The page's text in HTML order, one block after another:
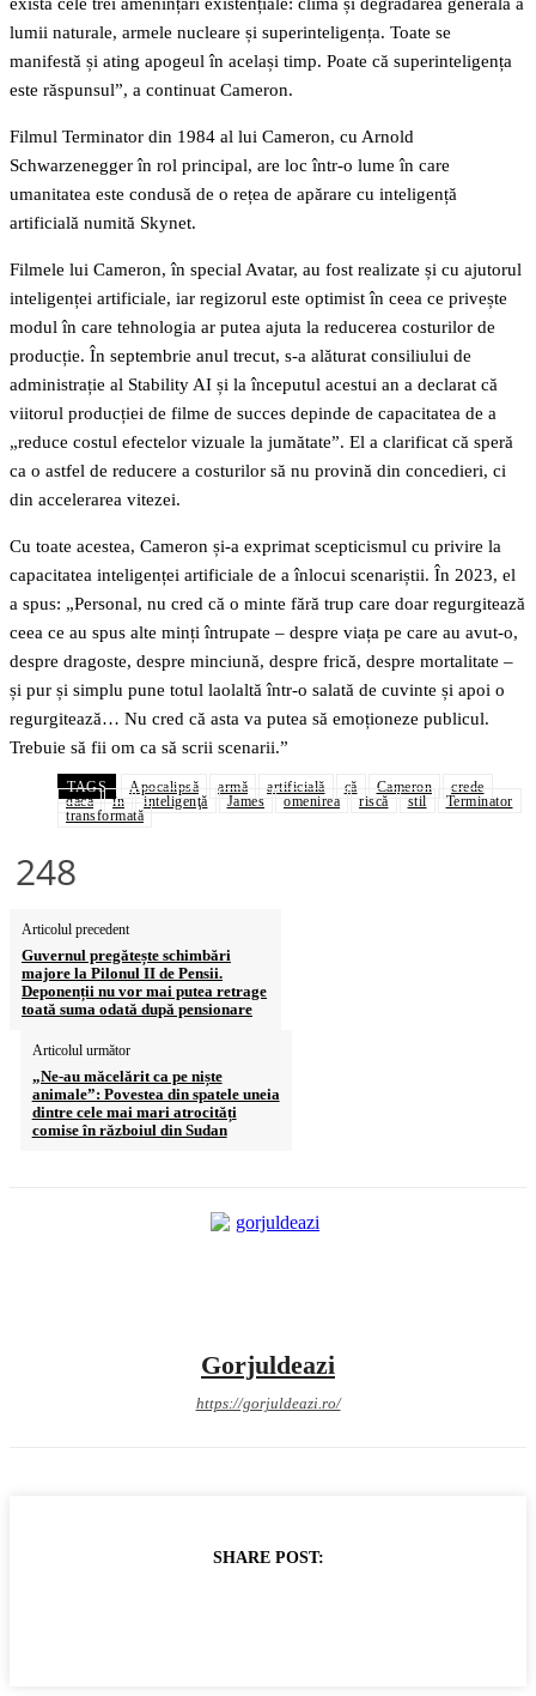
există cele trei amenințări existențiale: clima și degradarea generală a
lumii naturale, armele nucleare și superinteligența. Toate se
manifestă și ating apogeul în același timp. Poate că superinteligența
este răspunsul”, a continuat Cameron.
Filmul Terminator din 1984 al lui Cameron, cu Arnold
Schwarzenegger în rol principal, are loc într-o lume în care
umanitatea este condusă de o rețea de apărare cu inteligență
artificială numită Skynet.
Filmele lui Cameron, în special Avatar, au fost realizate și cu ajutorul
inteligenței artificiale, iar regizorul este optimist în ceea ce privește
modul în care tehnologia ar putea ajuta la reducerea costurilor de
producție. În septembrie anul trecut, s-a alăturat consiliului de
administrație al Stability AI și la începutul acestui an a declarat că
viitorul producției de filme de succes depinde de capacitatea de a
„reduce costul efectelor vizuale la jumătate”. El a clarificat că speră
ca o astfel de reducere a costurilor să nu provină din concedieri, ci
din accelerarea vitezei.
Cu toate acestea, Cameron și-a exprimat scepticismul cu privire la
capacitatea inteligenței artificiale de a înlocui scenariștii. În 2023, el
a spus: „Personal, nu cred că o minte fără trup care doar regurgitează
ceea ce au spus alte minți întrupate – despre viața pe care au avut-o,
despre dragoste, despre minciună, despre frică, despre mortalitate –
și pur și simplu pune totul laolaltă într-o salată de cuvinte și apoi o
regurgitează… Nu cred că asta va putea să emoționeze publicul.
Trebuie să fii om ca să scrii scenarii.”
TAGS Apocalipsă armă artificială că Cameron
crede
dacă
în inteligenţă James omenirea riscă stil
Terminator
transformată
248
Articolul precedent
Guvernul pregătește schimbări
majore la Pilonul II de Pensii.
Deponenții nu vor mai putea retrage
toată suma odată după pensionare
Articolul următor
„Ne-au măcelărit ca pe niște
animale”: Povestea din spatele uneia
dintre cele mai mari atrocități
comise în războiul din Sudan
Gorjuldeazi
https://gorjuldeazi.ro/
SHARE POST: